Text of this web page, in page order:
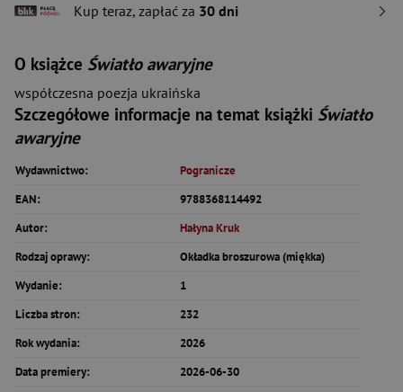
Kup teraz, zapłać za 30 dni
O książce Światło awaryjne
współczesna poezja ukraińska
Szczegółowe informacje na temat książki Światło
awaryjne
Wydawnictwo:
Pogranicze
EAN:
9788368114492
Autor:
Hałyna Kruk
Rodzaj oprawy:
Okładka broszurowa (miękka)
Wydanie:
1
Liczba stron:
232
Rok wydania:
2026
Data premiery:
2026-06-30